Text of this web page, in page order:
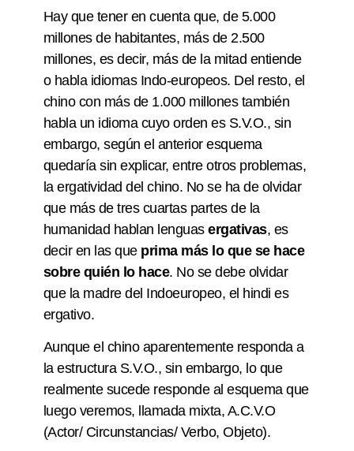
Hay que tener en cuenta que, de 5.000
millones de habitantes, más de 2.500
millones, es decir, más de la mitad entiende
o habla idiomas Indo-europeos. Del resto, el
chino con más de 1.000 millones también
habla un idioma cuyo orden es S.V.O., sin
embargo, según el anterior esquema
quedaría sin explicar, entre otros problemas,
la ergatividad del chino. No se ha de olvidar
que más de tres cuartas partes de la
humanidad hablan lenguasergativas, es
decir en las que prima más lo que se hace
sobre quién lo hace. No se debe olvidar
que la madre del Indoeuropeo, el hindi es
ergativo.
Aunque el chino aparentemente responda a
la estructura S.V.O., sin embargo, lo que
realmente sucede responde al esquema que
luego veremos, llamada mixta, A.C.V.O
(Actor/ Circunstancias/ Verbo, Objeto).